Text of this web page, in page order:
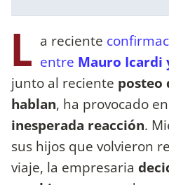
L a reciente
entre Mauro Icardi
junto al reciente posteo
hablan, ha provocado en
inesperada reacción.
sus hijos que volvieron
viaje, la empresaria